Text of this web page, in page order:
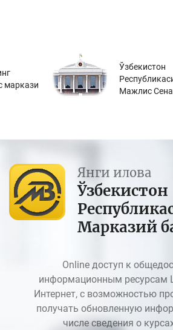
маркази
Ўзбекистон
Мажлис
Янги илова
Ўзбекистон
Марказий
Online доступ к
информационным ресурсам
Интернет, с возможностью
получать обновленную
числе сведения о